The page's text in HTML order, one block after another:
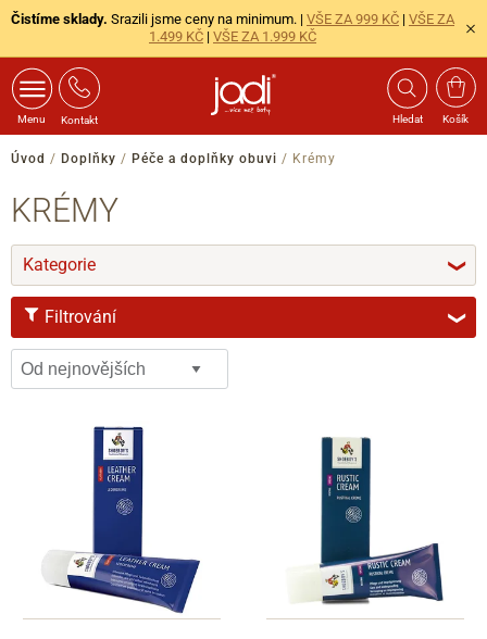
Čistíme sklady. Srazili jsme ceny na minimum. | VŠE ZA 999 KČ | VŠE ZA
1.499 KČ | VŠE ZA 1.999 KČ
Menu Kontakt Hledat Košík
Úvod / Doplňky / Péče a doplňky obuvi / Krémy
KRÉMY
Kategorie ❯
Filtrování ❯
ZNAČKA
Shoeboy's
černá
béžová